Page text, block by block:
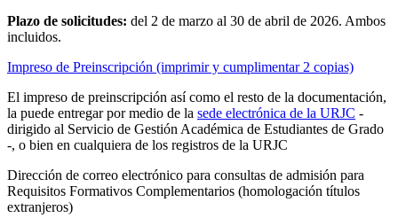
Plazo de solicitudes: del 2 de marzo al 30 de abril de 2026. Ambos
incluidos.
Impreso de Preinscripción (imprimir y cumplimentar 2 copias)
El impreso de preinscripción así como el resto de la documentación,
la puede entregar por medio de la sede electrónica de la URJC -
dirigido al Servicio de Gestión Académica de Estudiantes de Grado
-, o bien en cualquiera de los registros de la URJC
Dirección de correo electrónico para consultas de admisión para
Requisitos Formativos Complementarios (homologación títulos
extranjeros)